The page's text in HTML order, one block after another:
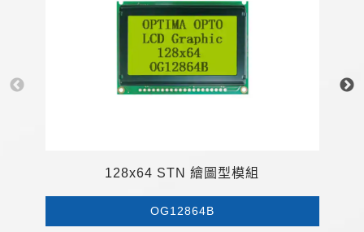
128x64 STN 繪圖型模組
OG12864B